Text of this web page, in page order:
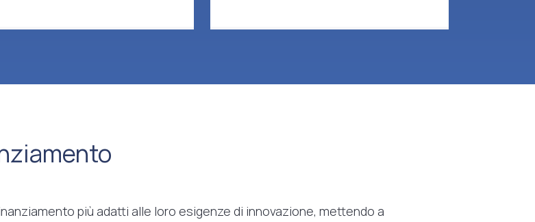
concreto.
più adatti alle loro esigenze di innovazione, mettendo a